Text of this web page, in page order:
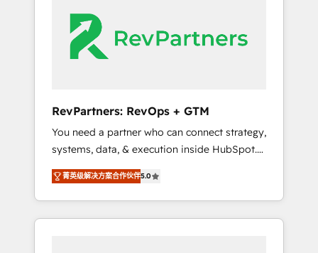
looking for...and get your next big initiative
moving!
engine. We onboard your team, migrate your
data, and build AI-powered workflows that
drive adoption from week one, in your time
from any legacy CRM. Zero downtime, full
data integrity. ➤ Implementation: Configure
HubSpot to run your revenue process. Sales,
marketing, and service wired together. ➤ AI
and Integrations: Layer Breeze AI, custom
agents, and APIs to remove manual work. ➤
Ongoing Management: Monthly tune-ups,
RevPartners: RevOps + GTM
You need a partner who can connect strategy,
systems, data, & execution inside HubSpot.
We bridge the gap where most agencies fall
short by combining GTM strategy with
technical execution to solve the right
problem with the right solution. As the only
菁英级解决方案合作伙伴5.0